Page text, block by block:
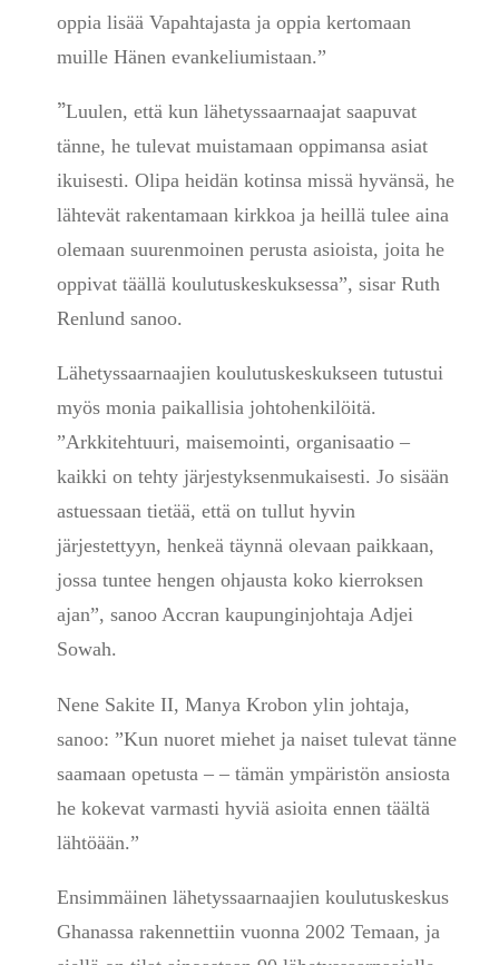
oppia lisää Vapahtajasta ja oppia kertomaan
muille Hänen evankeliumistaan.”
”Luulen, että kun lähetyssaarnaajat saapuvat
tänne, he tulevat muistamaan oppimansa asiat
ikuisesti. Olipa heidän kotinsa missä hyvänsä, he
lähtevät rakentamaan kirkkoa ja heillä tulee aina
olemaan suurenmoinen perusta asioista, joita he
oppivat täällä koulutuskeskuksessa”, sisar Ruth
Renlund sanoo.
Lähetyssaarnaajien koulutuskeskukseen tutustui
myös monia paikallisia johtohenkilöitä.
”Arkkitehtuuri, maisemointi, organisaatio –
kaikki on tehty järjestyksenmukaisesti. Jo sisään
astuessaan tietää, että on tullut hyvin
järjestettyyn, henkeä täynnä olevaan paikkaan,
jossa tuntee hengen ohjausta koko kierroksen
ajan”, sanoo Accran kaupunginjohtaja Adjei
Sowah.
Nene Sakite II, Manya Krobon ylin johtaja,
sanoo: ”Kun nuoret miehet ja naiset tulevat tänne
saamaan opetusta – – tämän ympäristön ansiosta
he kokevat varmasti hyviä asioita ennen täältä
lähtöään.”
Ensimmäinen lähetyssaarnaajien koulutuskeskus
Ghanassa rakennettiin vuonna 2002 Temaan, ja